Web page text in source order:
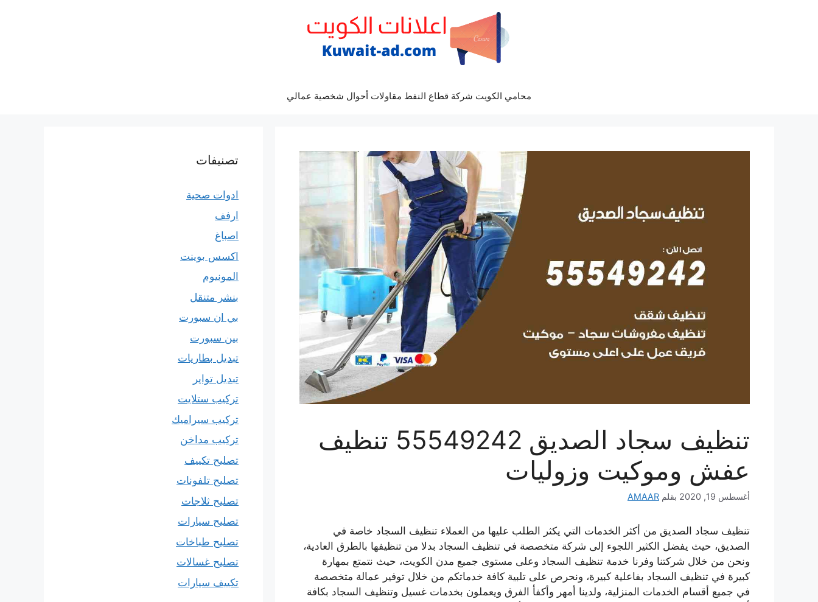
محامي الكويت شركة قطاع النفط مقاولات أحوال شخصية عمالي
تنظيف سجاد الصديق 55549242 تنظيف
عفش وموكيت وزوليات
أغسطس 19, 2020 بقلم AMAAR
تنظيف سجاد الصديق من أكثر الخدمات التي يكثر الطلب عليها من العملاء تنظيف السجاد خاصة في
الصديق، حيث يفضل الكثير اللجوء إلى شركة متخصصة في تنظيف السجاد بدلا من تنظيفها بالطرق العادية،
ونحن من خلال شركتنا وفرنا خدمة تنظيف السجاد وعلى مستوى جميع مدن الكويت، حيث نتمتع بمهارة
كبيرة في تنظيف السجاد بفاعلية كبيرة، ونحرص على تلبية كافة خدماتكم من خلال توفير عمالة متخصصة
في جميع أقسام الخدمات المنزلية، ولدينا أمهر وأكفأ الفرق ويعملون بخدمات غسيل وتنظيف السجاد بكافة
تصنيفات
ادوات صحية
ارفف
اصباغ
اكسس بوينت
المونيوم
بنشر متنقل
بي ان سبورت
بين سبورت
تبديل بطاريات
تبديل تواير
تركيب ستلايت
تركيب سيراميك
تركيب مداخن
تصليح تكييف
تصليح تلفونات
تصليح ثلاجات
تصليح سيارات
تصليح طباخات
تصليح غسالات
تكييف سيارات